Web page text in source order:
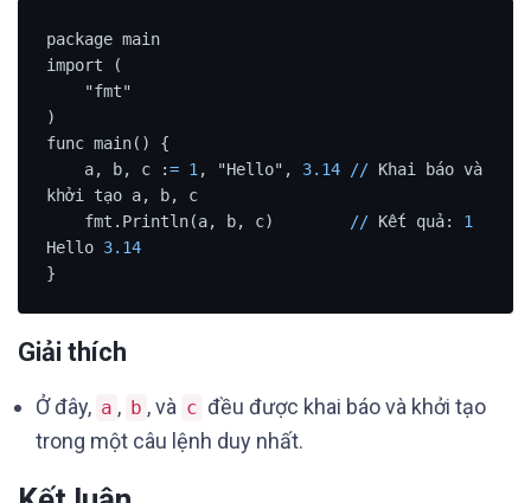
package main
import (
)
func main() {
    a, b, c :
= 1 , "Hello", 3.14 // Khai báo và
khởi tạo a, b, c
    fmt.Println(a, b, c)
// Kết quả: 1
Hello 3.14
}
Giải thích
Ở đây, a , b , và c đều được khai báo và khởi tạo
trong một câu lệnh duy nhất.